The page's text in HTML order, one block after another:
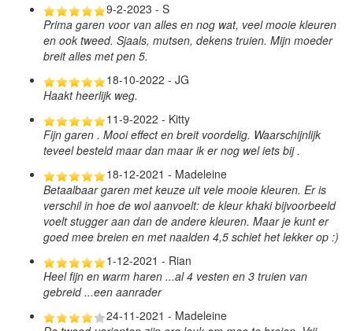
9-2-2023 - S
Prima garen voor van alles en nog wat, veel mooie kleuren
en ook tweed. Sjaals, mutsen, dekens truien. Mijn moeder
breit alles met pen 5.
18-10-2022 - JG
Haakt heerlijk weg.
11-9-2022 - Kitty
Fijn garen . Mooi effect en breit voordelig. Waarschijnlijk
teveel besteld maar dan maar ik er nog wel iets bij .
18-12-2021 - Madeleine
Betaalbaar garen met keuze uit vele mooie kleuren. Er is
verschil in hoe de wol aanvoelt: de kleur khaki bijvoorbeeld
voelt stugger aan dan de andere kleuren. Maar je kunt er
goed mee breien en met naalden 4,5 schiet het lekker op :)
1-12-2021 - Rian
Heel fijn en warm haren ...al 4 vesten en 3 truien van
gebreid ...een aanrader
24-11-2021 - Madeleine